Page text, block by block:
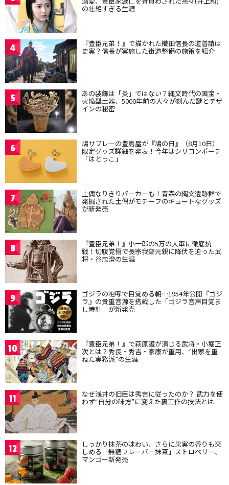
の壮絶すぎる生涯
4 『豊臣兄弟！』で描かれた織田信長の道普請は
史実？信長が実施した街道整備の施策を紹介
5 あの装飾は「炎」ではない？縄文時代の国宝・
火焔型土器、5000年前の人々が刻んだ謎とデザ
インの秘密
6 鳩サブレーの豊島屋が『鳩の日』（8月10日）
限定グッズ詳細を発表！今年はシリコンポーチ
「はとっこ」
7 土偶なりきりパーカーも！青森の縄文遺跡群で
発掘された土偶がモチーフのキュートなグッズ
が新発売
8 『豊臣兄弟！』小一郎の5万の大軍に徹底抗
戦！切腹覚悟で長宗我部元親に降伏を迫った武
将・谷忠澄の生涯
9 ゴジラの咆哮で目覚める朝…1954年公開『ゴジ
ラ』の貴重音源を搭載した「ゴジラ音声目覚ま
し時計」が新発売
10 『豊臣兄弟！』で萩原護が演じる武将・小堀正
次とは？秀長・秀吉・家康が重用、“出家を重
ねた実務派”の生涯
11 なぜ浅井の旧臣は秀吉に従ったのか？ 武力を使
わず“自分の味方”に変えた裏工作の技法とは
12 しっかり抹茶の味わい、さらに果実の香りも楽
しめる「無糖フレーバー抹茶」ストロベリー、
マンゴー新発売